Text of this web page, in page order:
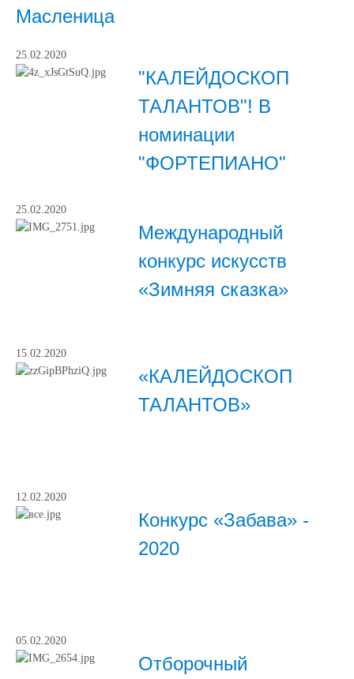
Масленица
25.02.2020
"КАЛЕЙДОСКОП
ТАЛАНТОВ"! В
номинации
"ФОРТЕПИАНО"
25.02.2020
Международный
конкурс искусств
«Зимняя сказка»
15.02.2020
«КАЛЕЙДОСКОП
ТАЛАНТОВ»
12.02.2020
Конкурс «Забава» -
2020
05.02.2020
Отборочный